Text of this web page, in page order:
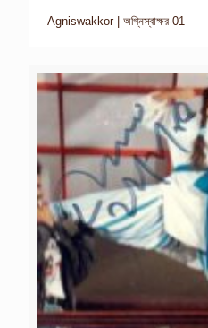
Agniswakkor | অগ্নিস্বাক্ষর-01